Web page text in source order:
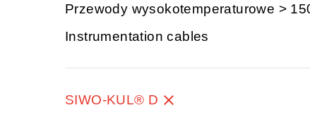
Przewody wysokotemperaturowe >
Instrumentation cables
SIWO-KUL® D